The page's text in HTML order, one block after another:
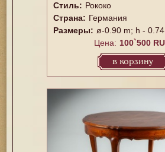
Стиль: Рококо
Страна: Германия
Размеры: ø-0.90 m; h -
Цена: 100`500
в корзину